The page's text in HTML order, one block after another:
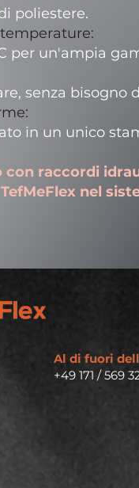
poliestere.
per un'ampia
senza bisogno
in un unico
con raccordi
nel
Al di fuori
+49 171 / 569